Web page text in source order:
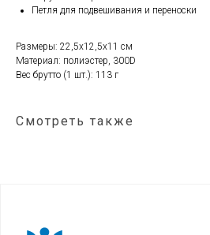
Петля для подвешивания и переноски
Размеры: 22,5х12,5х11 см
Материал: полиэстер, 300D
Вес брутто (1 шт.): 113 г
Смотреть также